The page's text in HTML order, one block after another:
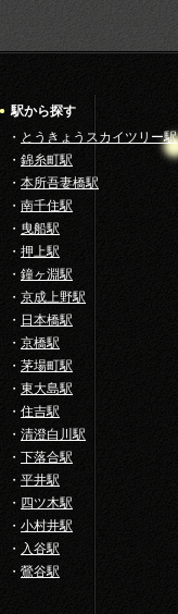
駅から探す
・ とうきょうスカイツリー駅
・ 錦糸町駅
・ 本所吾妻橋駅
・ 南千住駅
・ 曳船駅
・ 押上駅
・ 鐘ヶ淵駅
・ 京成上野駅
・ 日本橋駅
・ 京橋駅
・ 茅場町駅
・ 東大島駅
・ 住吉駅
・ 清澄白川駅
・ 下落合駅
・ 平井駅
・ 四ツ木駅
・ 小村井駅
・ 入谷駅
・ 鶯谷駅